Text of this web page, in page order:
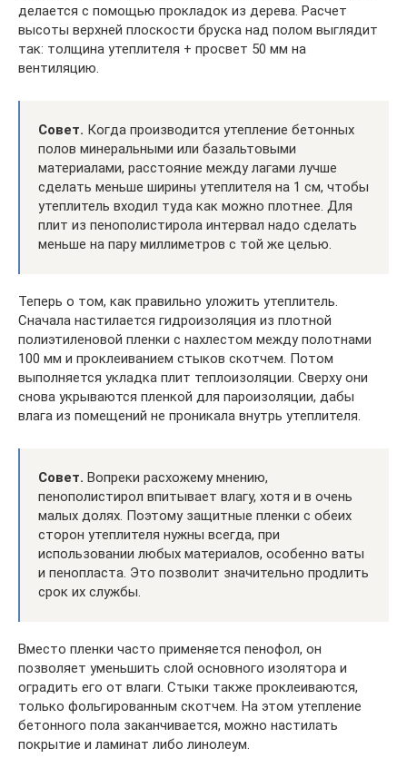
делается с помощью прокладок из дерева. Расчет
высоты верхней плоскости бруска над полом выглядит
так: толщина утеплителя + просвет 50 мм на
вентиляцию.
Совет. Когда производится утепление бетонных
полов минеральными или базальтовыми
материалами, расстояние между лагами лучше
сделать меньше ширины утеплителя на 1 см, чтобы
утеплитель входил туда как можно плотнее. Для
плит из пенополистирола интервал надо сделать
меньше на пару миллиметров с той же целью.
Теперь о том, как правильно уложить утеплитель.
Сначала настилается гидроизоляция из плотной
полиэтиленовой пленки с нахлестом между полотнами
100 мм и проклеиванием стыков скотчем. Потом
выполняется укладка плит теплоизоляции. Сверху они
снова укрываются пленкой для пароизоляции, дабы
влага из помещений не проникала внутрь утеплителя.
Совет. Вопреки расхожему мнению,
пенополистирол впитывает влагу, хотя и в очень
малых долях. Поэтому защитные пленки с обеих
сторон утеплителя нужны всегда, при
использовании любых материалов, особенно ваты
и пенопласта. Это позволит значительно продлить
срок их службы.
Вместо пленки часто применяется пенофол, он
позволяет уменьшить слой основного изолятора и
оградить его от влаги. Стыки также проклеиваются,
только фольгированным скотчем. На этом утепление
бетонного пола заканчивается, можно настилать
покрытие и ламинат либо линолеум.